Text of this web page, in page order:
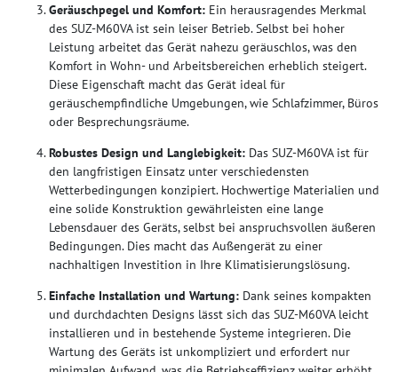
Geräuschpegel und Komfort: Ein herausragendes Merkmal
des SUZ-M60VA ist sein leiser Betrieb. Selbst bei hoher
Leistung arbeitet das Gerät nahezu geräuschlos, was den
Komfort in Wohn- und Arbeitsbereichen erheblich steigert.
Diese Eigenschaft macht das Gerät ideal für
geräuschempfindliche Umgebungen, wie Schlafzimmer, Büros
oder Besprechungsräume.
Robustes Design und Langlebigkeit: Das SUZ-M60VA ist für
den langfristigen Einsatz unter verschiedensten
Wetterbedingungen konzipiert. Hochwertige Materialien und
eine solide Konstruktion gewährleisten eine lange
Lebensdauer des Geräts, selbst bei anspruchsvollen äußeren
Bedingungen. Dies macht das Außengerät zu einer
nachhaltigen Investition in Ihre Klimatisierungslösung.
Einfache Installation und Wartung: Dank seines kompakten
und durchdachten Designs lässt sich das SUZ-M60VA leicht
installieren und in bestehende Systeme integrieren. Die
Wartung des Geräts ist unkompliziert und erfordert nur